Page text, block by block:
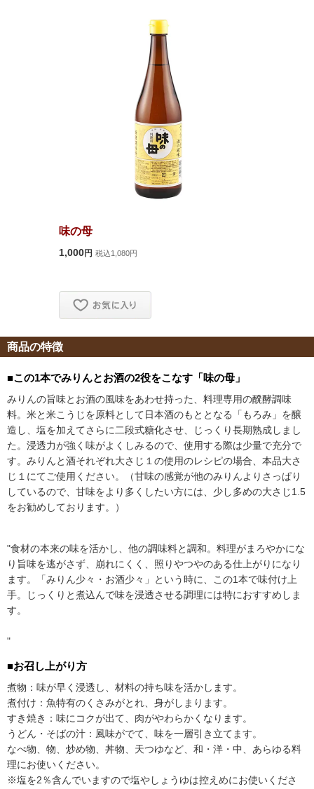
商品の特徴
■この1本でみりんとお酒の2役をこなす「味の母」
みりんの旨味とお酒の風味をあわせ持った、料理専用の醗酵調味
料。米と米こうじを原料として日本酒のもととなる「もろみ」を醸
造し、塩を加えてさらに二段式糖化させ、じっくり長期熟成しまし
た。浸透力が強く味がよくしみるので、使用する際は少量で充分で
す。みりんと酒それぞれ大さじ１の使用のレシピの場合、本品大さ
じ１にてご使用ください。（甘味の感覚が他のみりんよりさっぱり
しているので、甘味をより多くしたい方には、少し多めの大さじ1.5
をお勧めしております。）
"食材の本来の味を活かし、他の調味料と調和。料理がまろやかにな
り旨味を逃がさず、崩れにくく、照りやつやのある仕上がりになり
ます。「みりん少々・お酒少々」という時に、この1本で味付け上
手。じっくりと煮込んで味を浸透させる調理には特におすすめしま
す。
"
■お召し上がり方
煮物：味が早く浸透し、材料の持ち味を活かします。
煮付け：魚特有のくさみがとれ、身がしまります。
すき焼き：味にコクが出て、肉がやわらかくなります。
うどん・そばの汁：風味がでて、味を一層引き立てます。
なべ物、物、炒め物、丼物、天つゆなど、和・洋・中、あらゆる料
理にお使いください。
※塩を2％含んでいますので塩やしょうゆは控えめにお使いくださ